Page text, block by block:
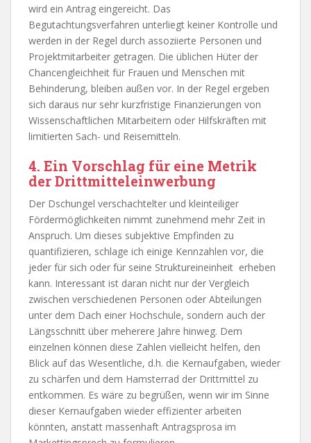
wird ein Antrag eingereicht. Das
Begutachtungsverfahren unterliegt keiner Kontrolle und
werden in der Regel durch assoziierte Personen und
Projektmitarbeiter getragen. Die üblichen Hüter der
Chancengleichheit für Frauen und Menschen mit
Behinderung, bleiben außen vor. In der Regel ergeben
sich daraus nur sehr kurzfristige Finanzierungen von
Wissenschaftlichen Mitarbeitern oder Hilfskräften mit
limitierten Sach- und Reisemitteln.
4. Ein Vorschlag für eine Metrik
der Drittmitteleinwerbung
Der Dschungel verschachtelter und kleinteiliger
Fördermöglichkeiten nimmt zunehmend mehr Zeit in
Anspruch. Um dieses subjektive Empfinden zu
quantifizieren, schlage ich einige Kennzahlen vor, die
jeder für sich oder für seine Struktureineinheit erheben
kann. Interessant ist daran nicht nur der Vergleich
zwischen verschiedenen Personen oder Abteilungen
unter dem Dach einer Hochschule, sondern auch der
Längsschnitt über meherere Jahre hinweg. Dem
einzelnen können diese Zahlen vielleicht helfen, den
Blick auf das Wesentliche, d.h. die Kernaufgaben, wieder
zu schärfen und dem Hamsterrad der Drittmittel zu
entkommen. Es wäre zu begrüßen, wenn wir im Sinne
dieser Kernaufgaben wieder effizienter arbeiten
könnten, anstatt massenhaft Antragsprosa im